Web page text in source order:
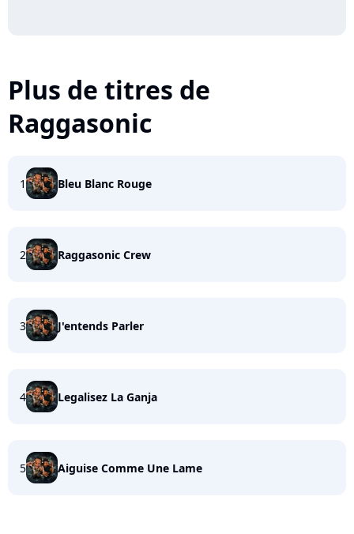
Plus de titres de
Raggasonic
1 Bleu Blanc Rouge
2 Raggasonic Crew
3 J'entends Parler
4 Legalisez La Ganja
5 Aiguise Comme Une Lame